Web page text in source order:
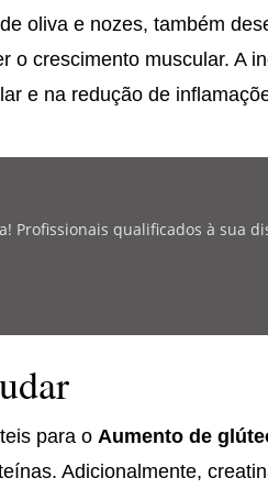
oliva e nozes, também
crescimento muscular. A
e na redução de
Profissionais qualificados à sua
para o Aumento de
Adicionalmente,